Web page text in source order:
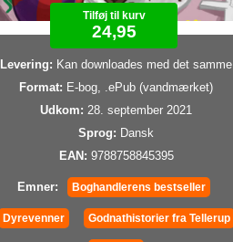
Tilføj til kurv
24,95
Levering: Kan downloades med det samme
Format: E-bog, .ePub (vandmærket)
Udkom: 28. september 2021
Sprog: Dansk
EAN: 9788758845395
Emner: Boghandlerens bestseller
Dyrevenner Godnathistorier fra Tellerup